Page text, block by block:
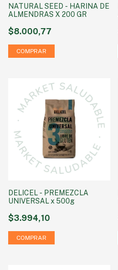
NATURAL SEED - HARINA DE
ALMENDRAS X 200 GR
$8.000,77
DELICEL - PREMEZCLA
UNIVERSAL x 500g
$3.994,10